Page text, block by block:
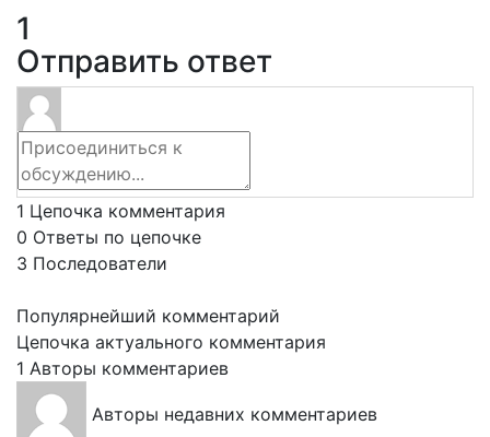
1
Отправить ответ
1 Цепочка комментария
0 Ответы по цепочке
3 Последователи
Популярнейший комментарий
Цепочка актуального комментария
1 Авторы комментариев
Авторы недавних комментариев